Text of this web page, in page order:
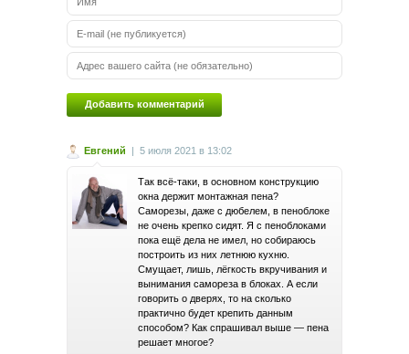
Евгений | 5 июля 2021 в 13:02
Так всё-таки, в основном конструкцию
окна держит монтажная пена?
Саморезы, даже с дюбелем, в пеноблоке
не очень крепко сидят. Я с пеноблоками
пока ещё дела не имел, но собираюсь
построить из них летнюю кухню.
Смущает, лишь, лёгкость вкручивания и
вынимания самореза в блоках. А если
говорить о дверях, то на сколько
практично будет крепить данным
способом? Как спрашивал выше — пена
решает многое?